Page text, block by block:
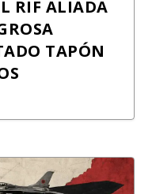
RIF ALIADA
TAPÓN